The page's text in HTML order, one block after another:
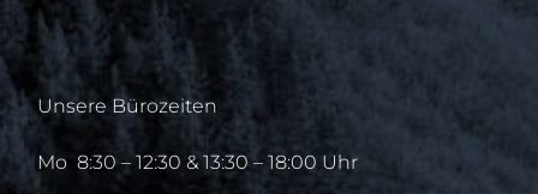
Unsere Bürozeiten
Mo8:30 – 12:30 & 13:30 – 18:00 Uhr